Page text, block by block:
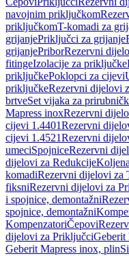
navojnim priključkom
priključkomT-komadi za
grijanjePriključci za grijanje
grijanjePriborRezervni
fitingeIzolacije za priključke
priključkePoklopci za cijevi
priključkeRezervni dijelovi
brtveSet vijaka za
Mapress inoxRezervni
cijevi 1.4401Rezervni
cijevi 1.4521Rezervni
umeciSpojniceRezervni
dijelovi za RedukcijeKoljena
komadiRezervni dijelovi za
fiksniRezervni dijelovi za
i spojnice, demontažni
spojnice, demontažni
KompenzatoriČepovi
dijelovi za PriključciGeberit
Geberit Mapress inox, plin